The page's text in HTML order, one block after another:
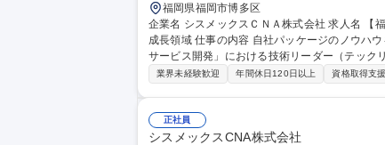
福岡県福岡市博多区
企業名 シスメックスＣＮＡ株式会社 求人名 【福岡/SE（WEBサービス開発/テックリード人材）】AI/クラウドの
成長領域 仕事の内容 自社パッケージのノウハウを活かし、新たな成長の柱として拡大している「受託開発・Web
サービス開発」における技術リーダー（テックリード候補）
の設計・開発（フロント～バックエンド） ・
クリード人材）】AI/クラウドの成長領域
業界未経験歓迎 年間休日120日以上 資格取得支
正社員
シスメックスCNA株式会社